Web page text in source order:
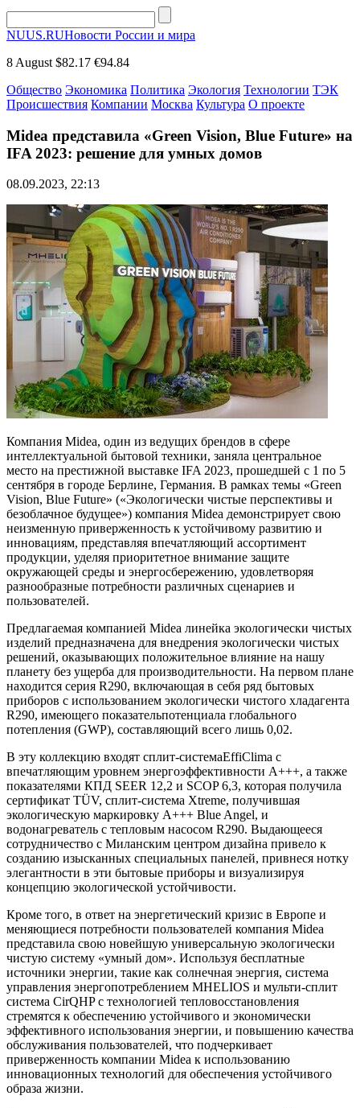
NUUS.RUНовости России и мира
8 August $82.17 €94.84
Общество Экономика Политика Экология Технологии ТЭК
Происшествия Компании Москва Культура О проекте
Midea представила «Green Vision, Blue Future» на
IFA 2023: решение для умных домов
08.09.2023, 22:13
Компания Midea, один из ведущих брендов в сфере
интеллектуальной бытовой техники, заняла центральное
место на престижной выставке IFA 2023, прошедшей с 1 по 5
сентября в городе Берлине, Германия. В рамках темы «Green
Vision, Blue Future» («Экологически чистые перспективы и
безоблачное будущее») компания Midea демонстрирует свою
неизменную приверженность к устойчивому развитию и
инновациям, представляя впечатляющий ассортимент
продукции, уделяя приоритетное внимание защите
окружающей среды и энергосбережению, удовлетворяя
разнообразные потребности различных сценариев и
пользователей.
Предлагаемая компанией Midea линейка экологически чистых
изделий предназначена для внедрения экологически чистых
решений, оказывающих положительное влияние на нашу
планету без ущерба для производительности. На первом плане
находится серия R290, включающая в себя ряд бытовых
приборов с использованием экологически чистого хладагента
R290, имеющего показательпотенциала глобального
потепления (GWP), составляющий всего лишь 0,02.
В эту коллекцию входят сплит-системаEffiClima с
впечатляющим уровнем энергоэффективности A+++, а также
показателями КПД SEER 12,2 и SCOP 6,3, которая получила
сертификат TÜV, сплит-система Xtreme, получившая
экологическую маркировку A+++ Blue Angel, и
водонагреватель с тепловым насосом R290. Выдающееся
сотрудничество с Миланским центром дизайна привело к
созданию изысканных специальных панелей, привнеся нотку
элегантности в эти бытовые приборы и визуализируя
концепцию экологической устойчивости.
Кроме того, в ответ на энергетический кризис в Европе и
меняющиеся потребности пользователей компания Midea
представила свою новейшую универсальную экологически
чистую систему «умный дом». Используя бесплатные
источники энергии, такие как солнечная энергия, система
управления энергопотреблением MHELIOS и мульти-сплит
система CirQHP с технологией тепловосстановления
стремятся к обеспечению устойчивого и экономически
эффективного использования энергии, и повышению качества
обслуживания пользователей, что подчеркивает
приверженность компании Midea к использованию
инновационных технологий для обеспечения устойчивого
образа жизни.